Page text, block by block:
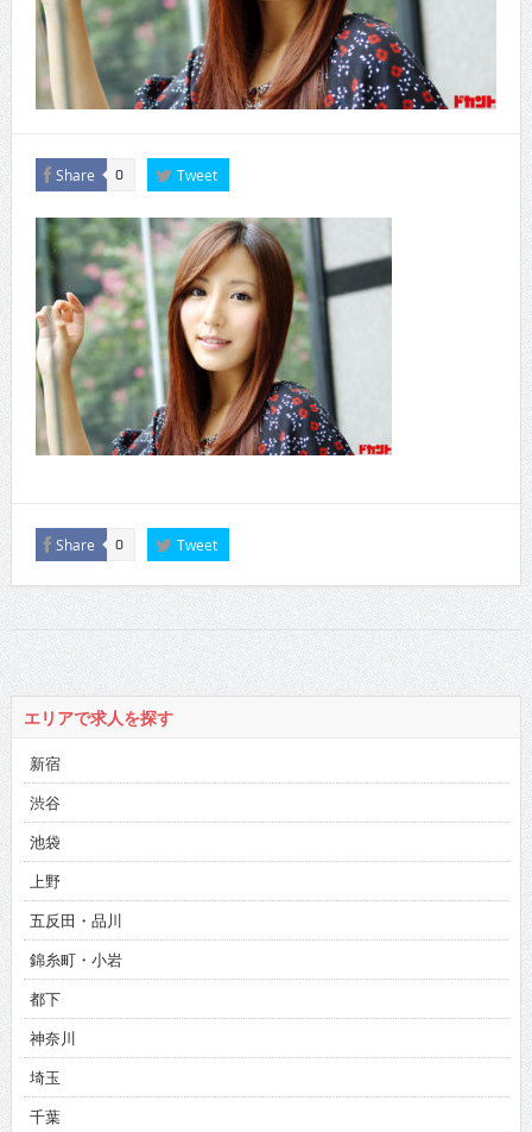
Share 0 Tweet
Share 0 Tweet
エリアで求人を探す
新宿
渋谷
池袋
上野
五反田・品川
錦糸町・小岩
都下
神奈川
埼玉
千葉